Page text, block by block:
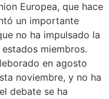
Europea, que hace
un importante
no ha impulsado la
miembros.
en agosto
noviembre, y no ha
debate se ha